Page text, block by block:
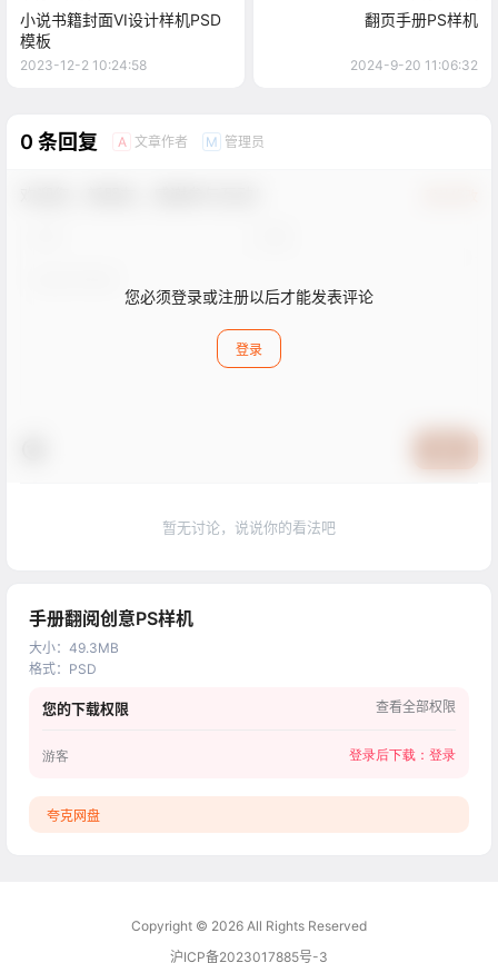
小说书籍封面VI设计样机PSD
模板
2023-12-2 10:24:58
翻页手册PS样机
2024-9-20 11:06:32
0 条回复 A 文章作者 M 管理员
您必须登录或注册以后才能发表评论
登录
暂无讨论，说说你的看法吧
手册翻阅创意PS样机
大小： 49.3MB
格式： PSD
您的下载权限 查看全部权限
游客 登录后下载： 登录
夸克网盘
Copyright © 2026 All Rights Reserved
沪ICP备2023017885号-3